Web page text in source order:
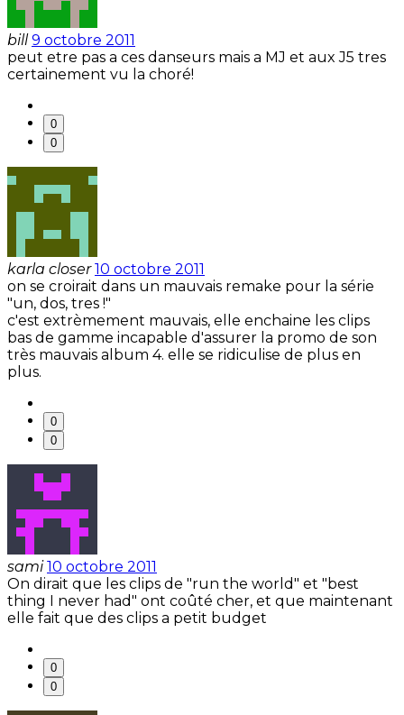
bill 9 octobre 2011
peut etre pas a ces danseurs mais a MJ et aux J5 tres
certainement vu la choré!
0
0
karla closer 10 octobre 2011
on se croirait dans un mauvais remake pour la série
"un, dos, tres !"
c'est extrèmement mauvais, elle enchaine les clips
bas de gamme incapable d'assurer la promo de son
très mauvais album 4. elle se ridiculise de plus en
plus.
0
0
sami 10 octobre 2011
On dirait que les clips de "run the world" et "best
thing I never had" ont coûté cher, et que maintenant
elle fait que des clips a petit budget
0
0